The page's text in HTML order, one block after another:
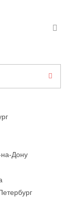
на-Дону